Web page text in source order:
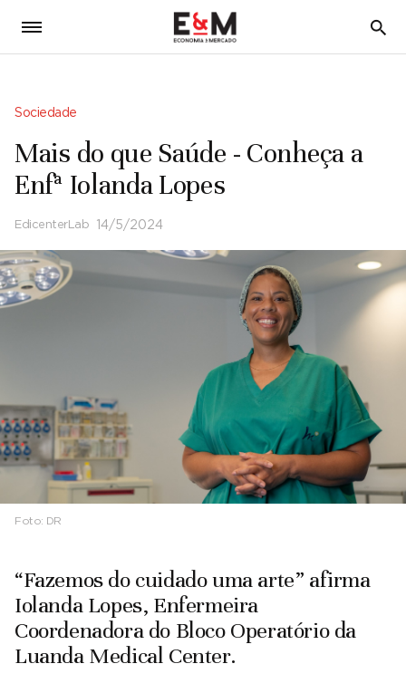
5
Sociedade
Mais do que Saúde - Conheça a
Enfª Iolanda Lopes
EdicenterLab 14/5/2024
Foto: DR
“Fazemos do cuidado uma arte” afirma
Iolanda Lopes, Enfermeira
Coordenadora do Bloco Operatório da
Luanda Medical Center.